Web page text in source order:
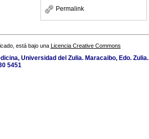
Permalink
está bajo una Licencia Creative Commons
Universidad del Zulia. Maracaibo, Edo. Zulia.
5451